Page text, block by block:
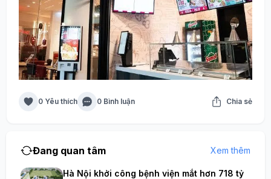
0 Yêu thích 0 Bình luận Chia sẻ
Đang quan tâm Xem thêm
Hà Nội khởi công bệnh viện mắt hơn 718 tỷ